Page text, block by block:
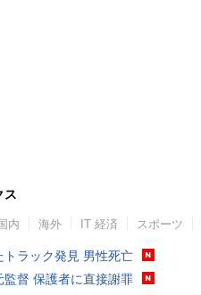
ス
内 海外 IT 経済 スポーツ
トラック発見 男性死亡
監督 保護者に直接謝罪